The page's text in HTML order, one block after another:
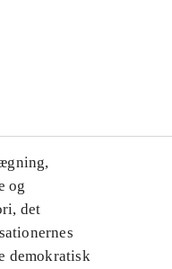
og
det
demokratisk